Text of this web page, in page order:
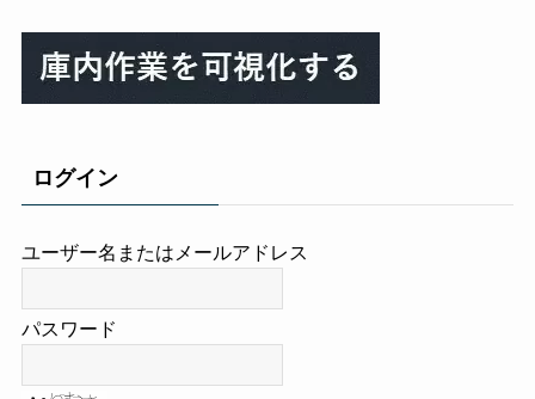
ログイン
ユーザー名またはメールアドレス
パスワード